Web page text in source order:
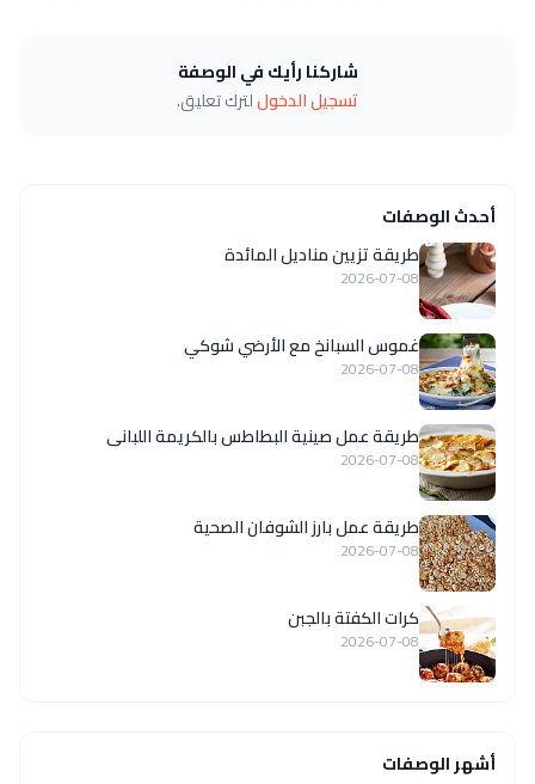
شاركنا رأيك في الوصفة
تسجيل الدخوللترك تعليق.
أحدث الوصفات
طريقة تزيين مناديل المائدة
2026-07-08
غموس السبانخ مع الأرضي شوكي
2026-07-08
طريقة عمل صينية البطاطس بالكريمة اللبانى
2026-07-08
طريقة عمل بارز الشوفان الصحية
2026-07-08
كرات الكفتة بالجبن
2026-07-08
أشهر الوصفات